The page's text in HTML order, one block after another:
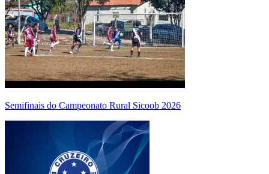
Semifinais do Campeonato Rural Sicoob 2026